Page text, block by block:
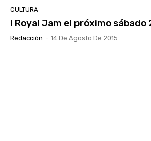
CULTURA
I Royal Jam el próximo
Redacción - 14 De Agosto De 2015